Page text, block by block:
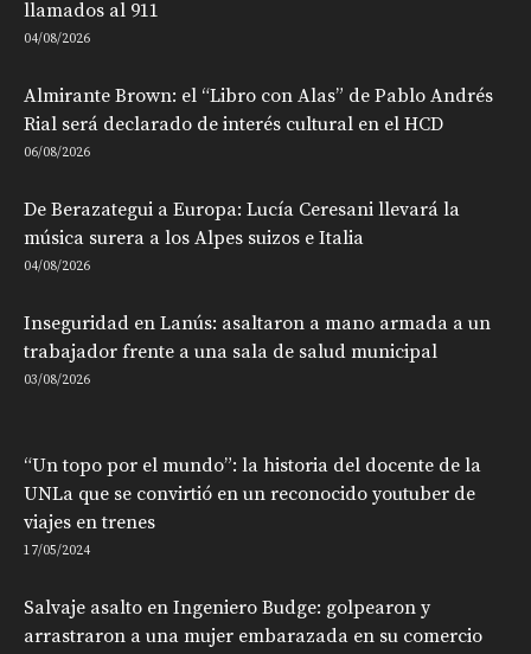
llamados al 911
04/08/2026
Almirante Brown: el “Libro con Alas” de Pablo Andrés
Rial será declarado de interés cultural en el HCD
06/08/2026
De Berazategui a Europa: Lucía Ceresani llevará la
música surera a los Alpes suizos e Italia
04/08/2026
Inseguridad en Lanús: asaltaron a mano armada a un
trabajador frente a una sala de salud municipal
03/08/2026
“Un topo por el mundo”: la historia del docente de la
UNLa que se convirtió en un reconocido youtuber de
viajes en trenes
17/05/2024
Salvaje asalto en Ingeniero Budge: golpearon y
arrastraron a una mujer embarazada en su comercio